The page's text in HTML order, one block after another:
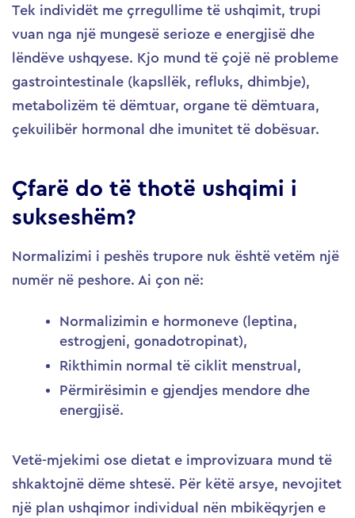
Tek individët me çrregullime të ushqimit, trupi
vuan nga një mungesë serioze e energjisë dhe
lëndëve ushqyese. Kjo mund të çojë në probleme
gastrointestinale (kapsllëk, refluks, dhimbje),
metabolizëm të dëmtuar, organe të dëmtuara,
çekuilibër hormonal dhe imunitet të dobësuar.
Çfarë do të thotë ushqimi i
sukseshëm?
Normalizimi i peshës trupore nuk është vetëm një
numër në peshore. Ai çon në:
Normalizimin e hormoneve (leptina,
estrogjeni, gonadotropinat),
Rikthimin normal të ciklit menstrual,
Përmirësimin e gjendjes mendore dhe
energjisë.
Vetë-mjekimi ose dietat e improvizuara mund të
shkaktojnë dëme shtesë. Për këtë arsye, nevojitet
një plan ushqimor individual nën mbikëqyrjen e